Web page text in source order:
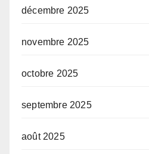
décembre 2025
novembre 2025
octobre 2025
septembre 2025
août 2025